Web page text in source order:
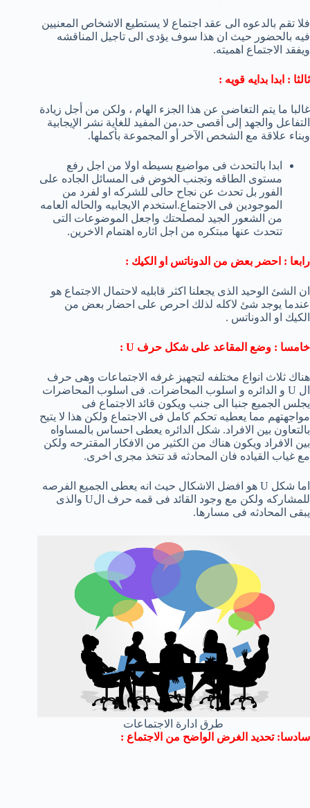
فلا تقم بالدعوه الى عقد اجتماع لا يستطيع الاشخاص المعنيين
فيه بالحضور حيث ان هذا سوف يؤدى الى تاجيل المناقشه
ويفقد الاجتماع اهميته.
ثالثا : ابدا بدايه قويه :
غالبا ما يتم التغاضى عن هذا الجزء الهام ، ولكن من أجل زيادة
التفاعل والجهد إلى أقصى حد،من المفيد للغاية نشر الإيجابية
وبناء علاقة مع الشخص الآخر أو المجموعة بأكملها.
ابدا بالتحدث فى مواضيع بسيطه اولا من اجل رفع
مستوى الطاقه وتجنب الخوض فى المسائل الجاده على
الفور بل تحدث عن نجاح حالى للشركه او لفرد من
الموجودين فى الاجتماع.استخدم الايجابيه والحاله العامه
من الشعور الجيد لمصلحتك واجعل الموضوعات التى
تتحدث عنها مبتكره من اجل اثاره اهتمام الاخرين.
رابعا : احضر بعض من الدوناتس او الكيك :
ان الشئ الوحيد الذى يجعلنا اكثر قابليه لاحتمال الاجتماع هو
عندما يوجد شئ لاكله لذلك احرص على احضار بعض من
الكيك او الدوناتس .
خامسا : وضع المقاعد على شكل حرف U :
هناك ثلاث انواع مختلفه لتجهيز غرفه الاجتماعات وهى حرف
ال U و الدائره و اسلوب المحاضرات. فى اسلوب المحاضرات
يجلس الجميع جنبا الى جنب ويكون قائد الاجتماع فى
مواجهتهم مما يعطيه تحكم كامل فى الاجتماع ولكن هذا لا يتيح
بالتعاون بين الافراد. شكل الدائره يعطى احساس بالمساواه
بين الافراد ويكون هناك من الكثير من الافكار المقترحه ولكن
مع غياب القياده فان المحادثه قد تتخذ مجرى اخرى.
اما شكل U هو افضل الاشكال حيث انه يعطى الجميع الفرصه
للمشاركه ولكن مع وجود القائد فى قمه حرف الU والذى
يبقى المحادثه فى مسارها.
طرق ادارة الاجتماعات
سادسا: تحديد الغرض الواضح من الاجتماع :